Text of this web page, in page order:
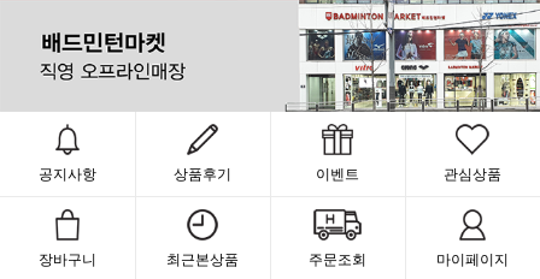
공지사항 상품후기 이벤트 관심상품
장바구니 최근본상품 주문조회 마이페이지